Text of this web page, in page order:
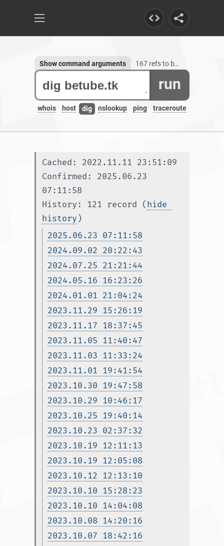
run
whois host dig nslookup ping traceroute
Show command arguments 167 refs to betube.tk, 1 subdomain
Cached: 2022.11.11 23:51:09
Confirmed: 2025.06.23
07:11:58
History: 121 record (hide
history )
2025.06.23 07:11:58
2024.09.02 20:22:43
2024.07.25 21:21:44
2024.05.16 16:23:26
2024.01.01 21:04:24
2023.11.29 15:26:19
2023.11.17 18:37:45
2023.11.05 11:40:47
2023.11.03 11:33:24
2023.11.01 19:41:54
2023.10.30 19:47:58
2023.10.29 10:46:17
2023.10.25 19:40:14
2023.10.23 02:37:32
2023.10.19 12:11:13
2023.10.19 12:05:08
2023.10.12 12:13:10
2023.10.10 15:28:23
2023.10.10 14:04:08
2023.10.08 14:20:16
2023.10.07 18:42:16